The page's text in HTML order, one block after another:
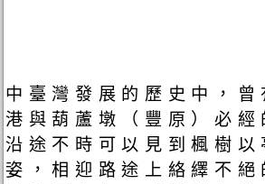
中臺灣發展的歷史中，曾
港與葫蘆墩（豐原）必經
沿途不時可以見到楓樹以
姿，相迎路途上絡繹不絕